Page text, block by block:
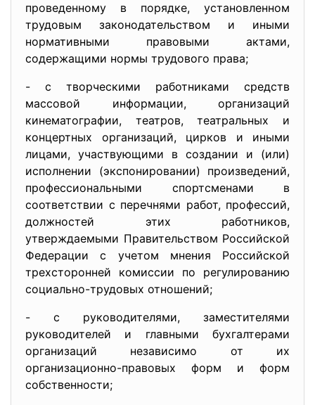
проведенному в порядке, установленном
трудовым законодательством и иными
нормативными правовыми актами,
содержащими нормы трудового права;
- с творческими работниками средств
массовой информации, организаций
кинематографии, театров, театральных и
концертных организаций, цирков и иными
лицами, участвующими в создании и (или)
исполнении (экспонировании) произведений,
профессиональными спортсменами в
соответствии с перечнями работ, профессий,
должностей этих работников,
утверждаемыми Правительством Российской
Федерации с учетом мнения Российской
трехсторонней комиссии по регулированию
социально-трудовых отношений;
- с руководителями, заместителями
руководителей и главными бухгалтерами
организаций независимо от их
организационно-правовых форм и форм
собственности;